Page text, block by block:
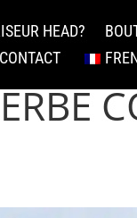
HEAD?
CONTACT